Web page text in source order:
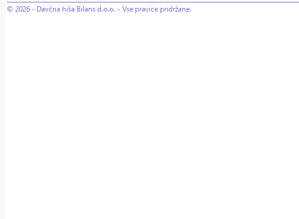
© 2026 - Davčna hiša Bilans d.o.o. - Vse pravice pridržane.